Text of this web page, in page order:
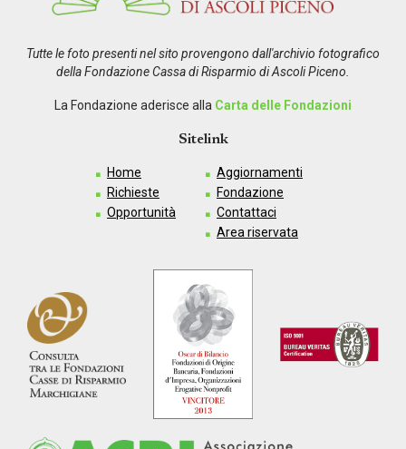
Tutte le foto presenti nel sito provengono dall'archivio fotografico
della Fondazione Cassa di Risparmio di Ascoli Piceno.
La Fondazione aderisce alla Carta delle Fondazioni
Sitelink
Home
Richieste
Opportunità
Aggiornamenti
Fondazione
Contattaci
Area riservata